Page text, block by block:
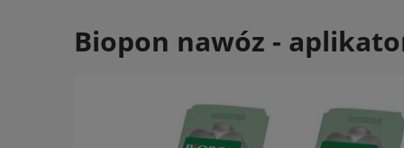
Biopon nawóz -